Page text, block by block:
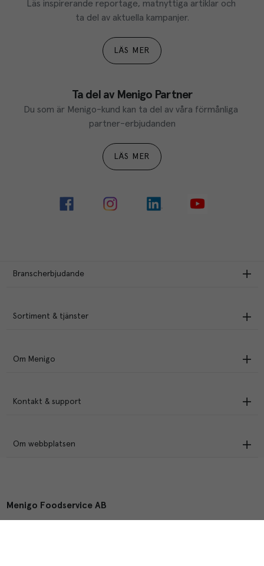
Läs inspirerande reportage, matnyttiga artiklar och
ta del av aktuella kampanjer.
LÄS MER
Ta del av Menigo Partner
Du som är Menigo-kund kan ta del av våra förmånliga
partner-erbjudanden
LÄS MER
Branscherbjudande
Sortiment & tjänster
Om Menigo
Kontakt & support
Om webbplatsen
Menigo Foodservice AB